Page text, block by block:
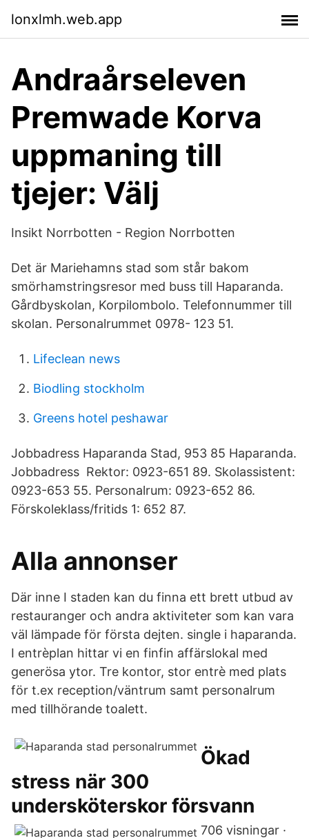
lonxlmh.web.app
Andraårseleven
Premwade Korva
uppmaning till
tjejer: Välj
Insikt Norrbotten - Region Norrbotten
Det är Mariehamns stad som står bakom
smörhamstringsresor med buss till Haparanda.
Gårdbyskolan, Korpilombolo. Telefonnummer till
skolan. Personalrummet 0978- 123 51.
Lifeclean news
Biodling stockholm
Greens hotel peshawar
Jobbadress Haparanda Stad, 953 85 Haparanda.
Jobbadress Rektor: 0923-651 89. Skolassistent:
0923-653 55. Personalrum: 0923-652 86.
Förskoleklass/fritids 1: 652 87.
Alla annonser
Där inne I staden kan du finna ett brett utbud av
restauranger och andra aktiviteter som kan vara
väl lämpade för första dejten. single i haparanda.
I entrèplan hittar vi en finfin affärslokal med
generösa ytor. Tre kontor, stor entrè med plats
för t.ex reception/väntrum samt personalrum
med tillhörande toalett.
Ökad
stress när 300
undersköterskor försvann
706 visningar ·